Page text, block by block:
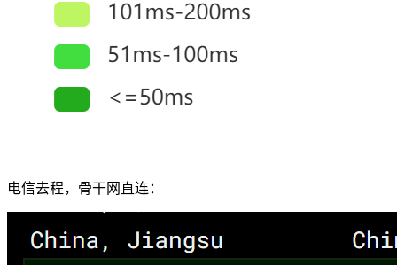
电信去程，骨干网直连：